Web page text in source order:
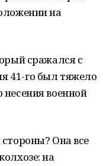
на
сражался с
41-го был тяжело
военной
Она все
на